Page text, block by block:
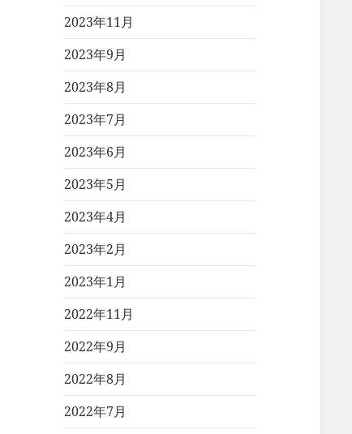
2023年11月
2023年9月
2023年8月
2023年7月
2023年6月
2023年5月
2023年4月
2023年2月
2023年1月
2022年11月
2022年9月
2022年8月
2022年7月